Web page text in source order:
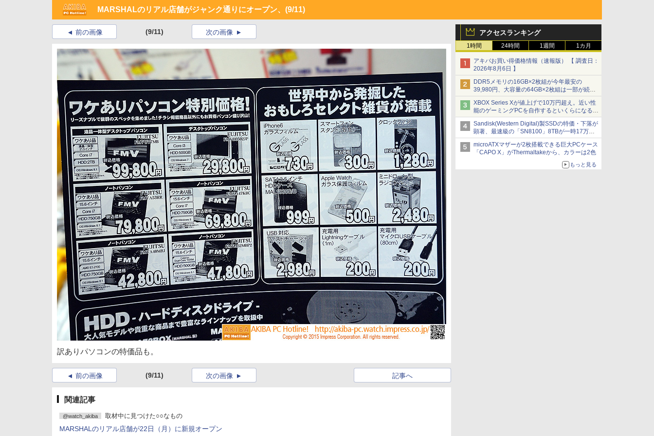
MARSHALのリアル店舗がジャンク通りにオープン、 (9/11)
アクセスランキング
1時間 24時間 1週間 1カ月
アキバお買い得価格情報（速報版） 【 調査日：
2026年8月6日 】
DDR5メモリの16GB×2枚組が今年最安の
39,980円、大容量の64GB×2枚組は一部が続騰
[8月前半のメモリ価格]
XBOX Series Xが値上げで10万円超え。近い性
能のゲーミングPCを自作するといくらになる？
【石田賀津男の『酒の肴にPCゲーム』】
Sandisk(Western Digital)製SSDの特価・下落が
顕著、最速級の「SN8100」8TBが一時17万円
割れ [8月前半のSSD価格]
microATXマザーが2枚搭載できる巨大PCケース
「CAPO X」がThermaltakeから、カラーは2色
もっと見る
前の画像 (9/11) 次の画像
訳ありパソコンの特価品も。
前の画像 (9/11) 記事へ
次の画像
関連記事
@watch_akiba 取材中に見つけた○○なもの
MARSHALのリアル店舗が22日（月）に新規オープン